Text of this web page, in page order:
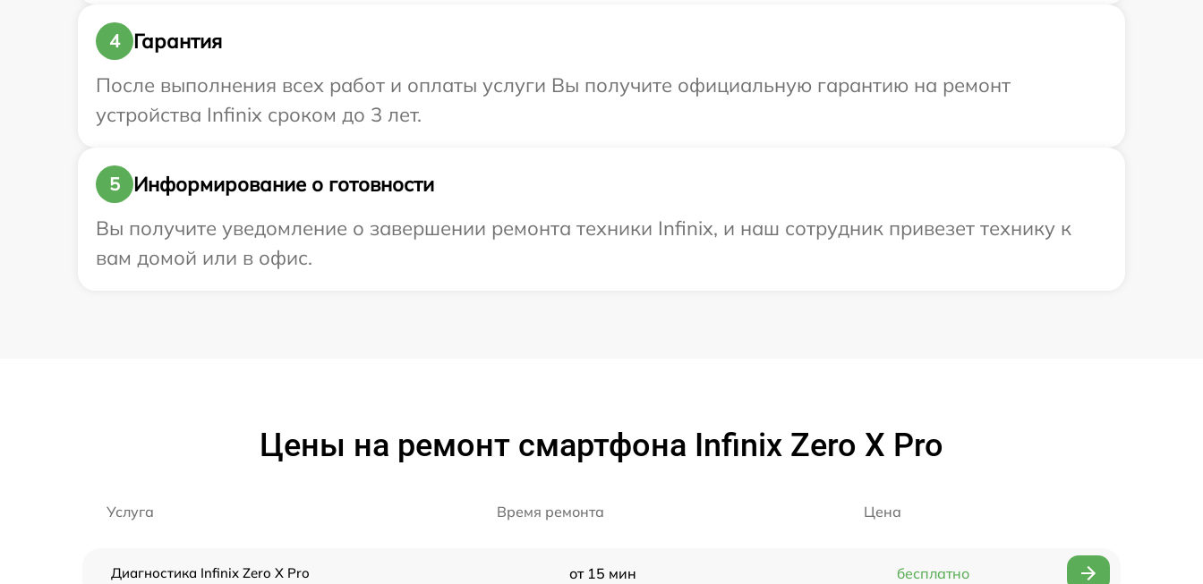
4
Гарантия
После выполнения всех работ и оплаты услуги Вы получите официальную гарантию на ремонт
устройства Infinix сроком до 3 лет.
5
Информирование о готовности
Вы получите уведомление о завершении ремонта техники Infinix, и наш сотрудник привезет технику к
вам домой или в офис.
Цены на ремонт смартфона Infinix Zero X Pro
Услуга Время ремонта Цена
Диагностика Infinix Zero X Pro от 15 мин бесплатно